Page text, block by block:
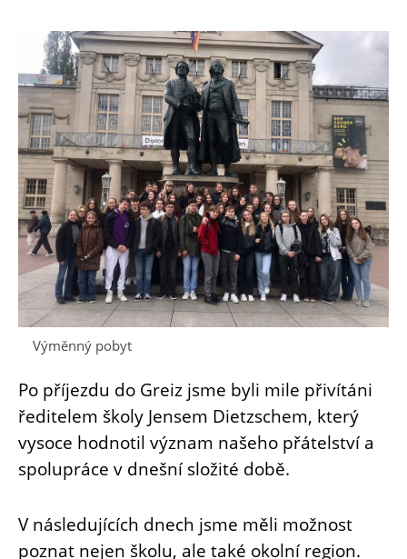
Výměnný pobyt
Po příjezdu do Greiz jsme byli mile přivítáni
ředitelem školy Jensem Dietzschem, který
vysoce hodnotil význam našeho přátelství a
spolupráce v dnešní složité době.
V následujících dnech jsme měli možnost
poznat nejen školu, ale také okolní region.